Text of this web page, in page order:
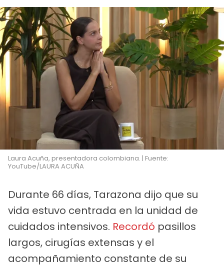
Laura Acuña, presentadora colombiana. | Fuente:
YouTube/LAURA ACUÑA
Durante 66 días, Tarazona dijo que su
vida estuvo centrada en la unidad de
cuidados intensivos. Recordó pasillos
largos, cirugías extensas y el
acompañamiento constante de su